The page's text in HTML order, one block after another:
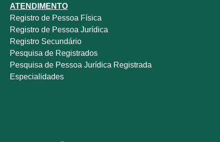
ATENDIMENTO
Registro de Pessoa Física
Registro de Pessoa Jurídica
Registro Secundário
Pesquisa de Registrados
Pesquisa de Pessoa Jurídica Registrada
Especialidades